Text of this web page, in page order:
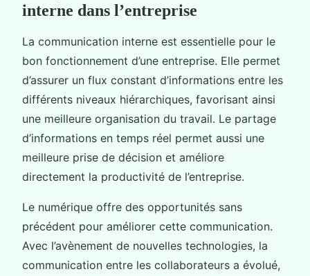
interne dans l’entreprise
La communication interne est essentielle pour le
bon fonctionnement d’une entreprise. Elle permet
d’assurer un flux constant d’informations entre les
différents niveaux hiérarchiques, favorisant ainsi
une meilleure organisation du travail. Le partage
d’informations en temps réel permet aussi une
meilleure prise de décision et améliore
directement la productivité de l’entreprise.
Le numérique offre des opportunités sans
précédent pour améliorer cette communication.
Avec l’avènement de nouvelles technologies, la
communication entre les collaborateurs a évolué,